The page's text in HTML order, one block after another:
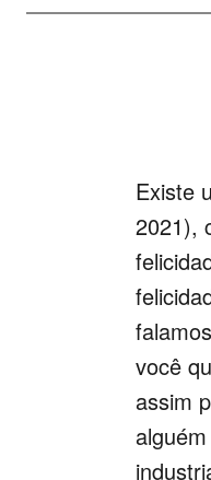
Existe
2021),
você
assim